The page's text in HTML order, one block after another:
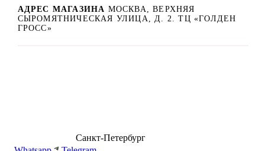
АДРЕС МАГАЗИНА МОСКВА, ВЕРХНЯЯ
СЫРОМЯТНИЧЕСКАЯ УЛИЦА, Д. 2. ТЦ «ГОЛДЕН
ГРОСС»
Санкт-Петербург